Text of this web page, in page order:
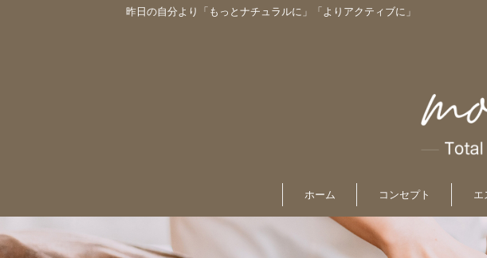
昨日の自分より「もっとナチュラルに」「よりアクティブに」
ホーム コンセプト エ